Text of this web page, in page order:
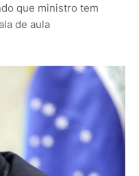
que ministro tem
de aula